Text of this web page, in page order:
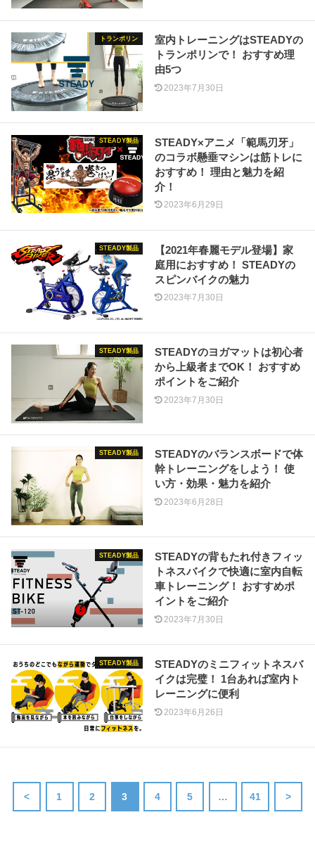
トランポリン
室内トレーニングはSTEADYの
トランポリンで！ おすすめ理
由5つ
2023年7月30日
STEADY製品
STEADY×アニメ「範馬刃牙」
のコラボ懸垂マシンは筋トレに
おすすめ！ 理由と魅力を紹
介！
2023年6月29日
STEADY製品
【2021年春麗モデル登場】家
庭用におすすめ！ STEADYの
スピンバイクの魅力
2023年7月30日
STEADY製品
STEADYのヨガマットは初心者
から上級者までOK！ おすすめ
ポイントをご紹介
2023年7月30日
STEADY製品
STEADYのバランスボードで体
幹トレーニングをしよう！ 使
い方・効果・魅力を紹介
2023年6月28日
STEADY製品
STEADYの背もたれ付きフィッ
トネスバイクで快適に室内自転
車トレーニング！ おすすめポ
イントをご紹介
2023年7月30日
STEADY製品
STEADYのミニフィットネスバ
イクは完璧！ 1台あれば室内ト
レーニングに便利
2023年6月26日
< 1 2 3 4 5 … 41 >